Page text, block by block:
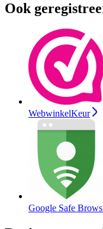
Ook
WebwinkelKeur
Google Safe